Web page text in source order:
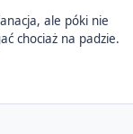
ale póki nie
chociaż na padzie.